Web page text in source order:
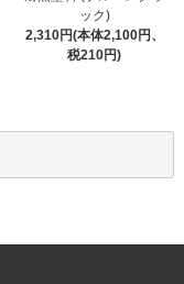
ック)
2,310円(本体2,100円、
税210円)